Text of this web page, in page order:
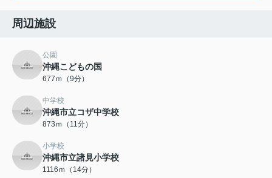
周辺施設
公園
沖縄こどもの国
677ｍ（9分）
中学校
沖縄市立コザ中学校
873ｍ（11分）
小学校
沖縄市立諸見小学校
1116ｍ（14分）